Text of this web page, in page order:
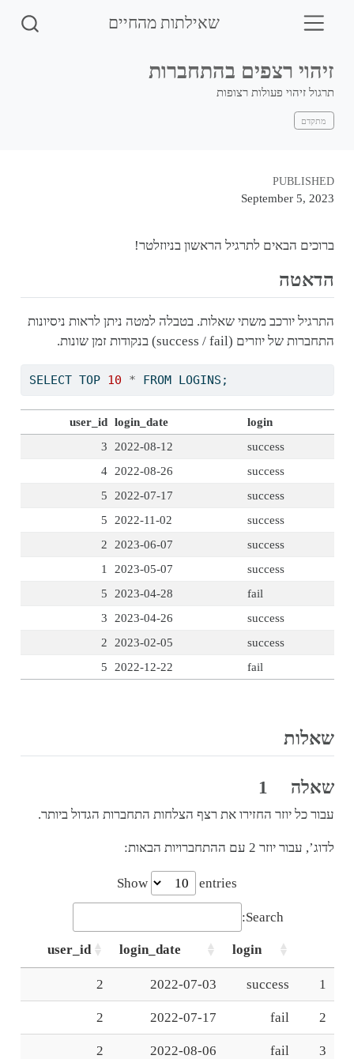
שאילתות מהחיים
זיהוי רצפים בהתחברות
תרגול זיהוי פעולות רצופות
מתקדם
PUBLISHED
September 5, 2023
ברוכים הבאים לתרגיל הראשון בניוזלטר!
הדאטה
התרגיל יורכב משתי שאלות. בטבלה למטה ניתן לראות ניסיונות
התחברות של יוזרים (success / fail) בנקודות זמן שונות.
SELECT TOP 10 * FROM LOGINS;
user_id login_date
login
3
2022-08-12
success
4 2022-08-26
success
5
2022-07-17
success
5
2022-11-02
success
2
2023-06-07
success
1
2023-05-07
success
5
2023-04-28
fail
3
2023-04-26
success
2
2023-02-05
success
5
2022-12-22 fail
שאלות
שאלה 1
עבור כל יוזר החזירו את רצף הצלחות התחברות הגדול ביותר.
לדוג’, עבור יוזר 2 עם ההתחברויות הבאות:
Show entries
Search:
login
login_date
user_id
1
success
2022-07-03
2
2
fail
2022-07-17
2
3
fail
2022-08-06
2